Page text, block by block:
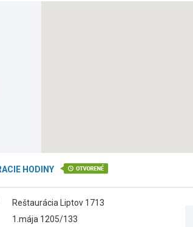
HODINY
Reštaurácia Liptov 1713
1.mája 1205/133